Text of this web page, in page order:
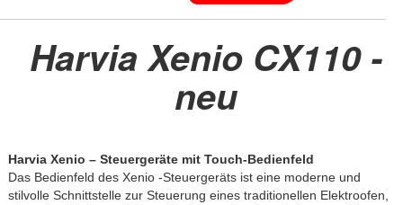
Harvia Xenio CX110 -
neu
Harvia Xenio – Steuergeräte mit Touch-Bedienfeld
Das Bedienfeld des Xenio -Steuergeräts ist eine moderne und
stilvolle Schnittstelle zur Steuerung eines traditionellen Elektroofen,